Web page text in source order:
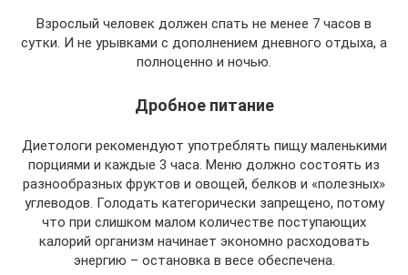
Взрослый человек должен спать не менее 7 часов в
сутки. И не урывками с дополнением дневного отдыха, а
полноценно и ночью.
Дробное питание
Диетологи рекомендуют употреблять пищу маленькими
порциями и каждые 3 часа. Меню должно состоять из
разнообразных фруктов и овощей, белков и «полезных»
углеводов. Голодать категорически запрещено, потому
что при слишком малом количестве поступающих
калорий организм начинает экономно расходовать
энергию – остановка в весе обеспечена.